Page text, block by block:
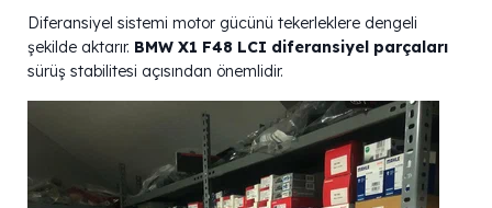
Diferansiyel sistemi motor gücünü tekerleklere dengeli
şekilde aktarır. BMW X1 F48 LCI diferansiyel parçaları
sürüş stabilitesi açısından önemlidir.